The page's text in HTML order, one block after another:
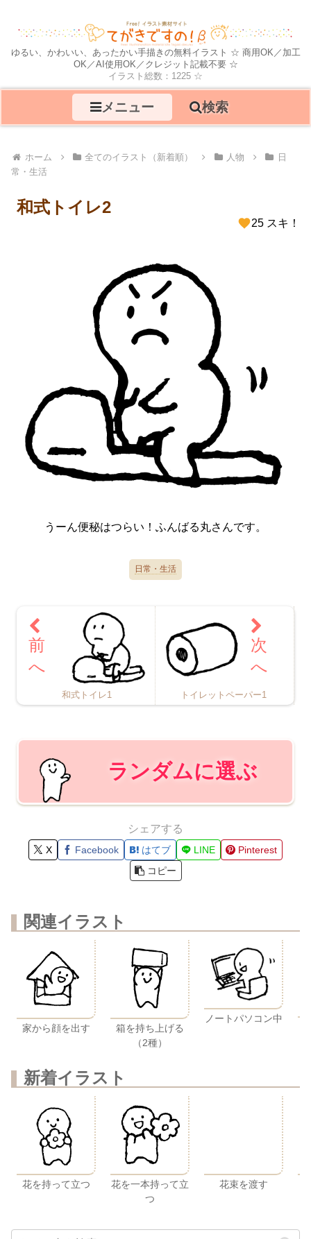
ゆるい、かわいい、あったかい手描きの無料イラスト ☆ 商用OK／加工
OK／AI使用OK／クレジット記載不要 ☆
イラスト総数：1225 ☆
メニュー 検索
ホーム 全てのイラスト（新着順） 人物
日
常・生活
和式トイレ2
うーん便秘はつらい！ふんばる丸さんです。
日常・生活
25 スキ！
和式トイレ1 トイレットペーパー1
ランダムに選ぶ
シェアする
X Facebook はてブ LINE
Pinterest
コピー
関連イラスト
家から顔を出す
箱を持ち上げる
（2種）
ノートパソコン中
新着イラスト
花を持って立つ
花を一本持って立
つ
花束を渡す